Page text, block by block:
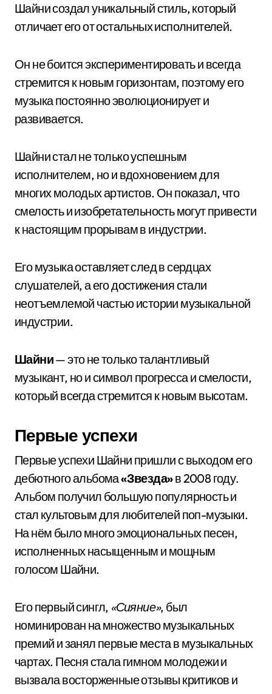
Шайни создал уникальный стиль, который
отличает его от остальных исполнителей.
Он не боится экспериментировать и всегда
стремится к новым горизонтам, поэтому его
музыка постоянно эволюционирует и
развивается.
Шайни стал не только успешным
исполнителем, но и вдохновением для
многих молодых артистов. Он показал, что
смелость и изобретательность могут привести
к настоящим прорывам в индустрии.
Его музыка оставляет след в сердцах
слушателей, а его достижения стали
неотъемлемой частью истории музыкальной
индустрии.
Шайни— это не только талантливый
музыкант, но и символ прогресса и смелости,
который всегда стремится к новым высотам.
Первые успехи
Первые успехи Шайни пришли с выходом его
дебютного альбома«Звезда»в 2008 году.
Альбом получил большую популярность и
стал культовым для любителей поп-музыки.
На нём было много эмоциональных песен,
исполненных насыщенным и мощным
голосом Шайни.
Его первый сингл, «Сияние», был
номинирован на множество музыкальных
премий и занял первые места в музыкальных
чартах. Песня стала гимном молодежи и
вызвала восторженные отзывы критиков и